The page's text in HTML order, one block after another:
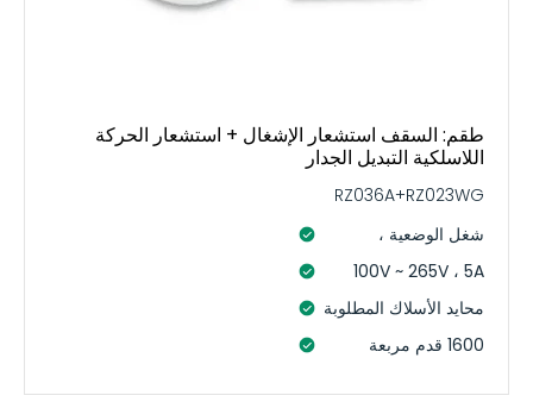
طقم: السقف استشعار الإشغال + استشعار الحركة
اللاسلكية التبديل الجدار
RZ036A+RZ023WG
شغل الوضعية ،
100V ~ 265V ، 5A
محايد الأسلاك المطلوبة
1600 قدم مربعة